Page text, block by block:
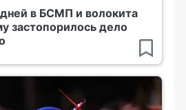
в БСМП и волокита
застопорилось дело